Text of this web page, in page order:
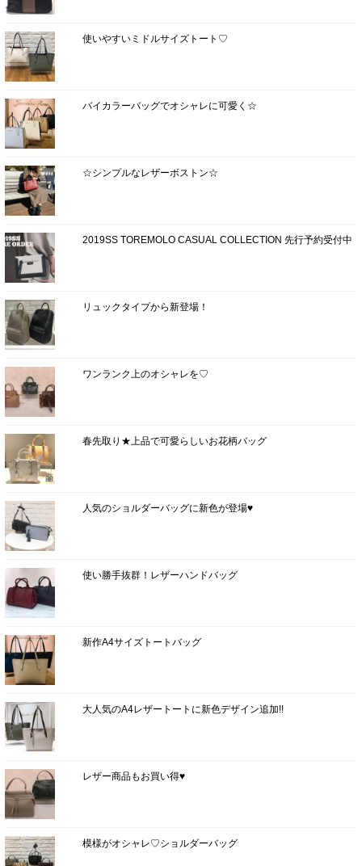
使いやすいミドルサイズトート♡
バイカラーバッグでオシャレに可愛く☆
☆シンプルなレザーボストン☆
2019SS TOREMOLO CASUAL COLLECTION 先行予約受付中
リュックタイプから新登場！
ワンランク上のオシャレを♡
春先取り★上品で可愛らしいお花柄バッグ
人気のショルダーバッグに新色が登場♥
使い勝手抜群！レザーハンドバッグ
新作A4サイズトートバッグ
大人気のA4レザートートに新色デザイン追加!!
レザー商品もお買い得♥
模様がオシャレ♡ショルダーバッグ